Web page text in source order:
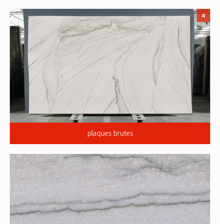
plaques brutes
4